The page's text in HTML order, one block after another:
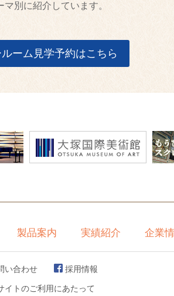
別に紹介しています。
ーム見学予約はこちら
製品案内 実績紹介 企業
い合わせ 採用情報
イトのご利用にあたって